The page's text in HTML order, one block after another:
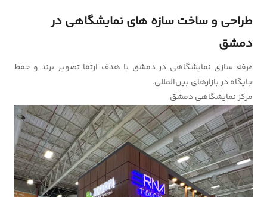
طراحی و ساخت سازه‌ های نمایشگاهی در
دمشق
غرفه سازی نمایشگاهی در دمشق با هدف ارتقا تصویر برند و حفظ
جایگاه در بازارهای بین‌المللی.
مرکز نمایشگاهی دمشق